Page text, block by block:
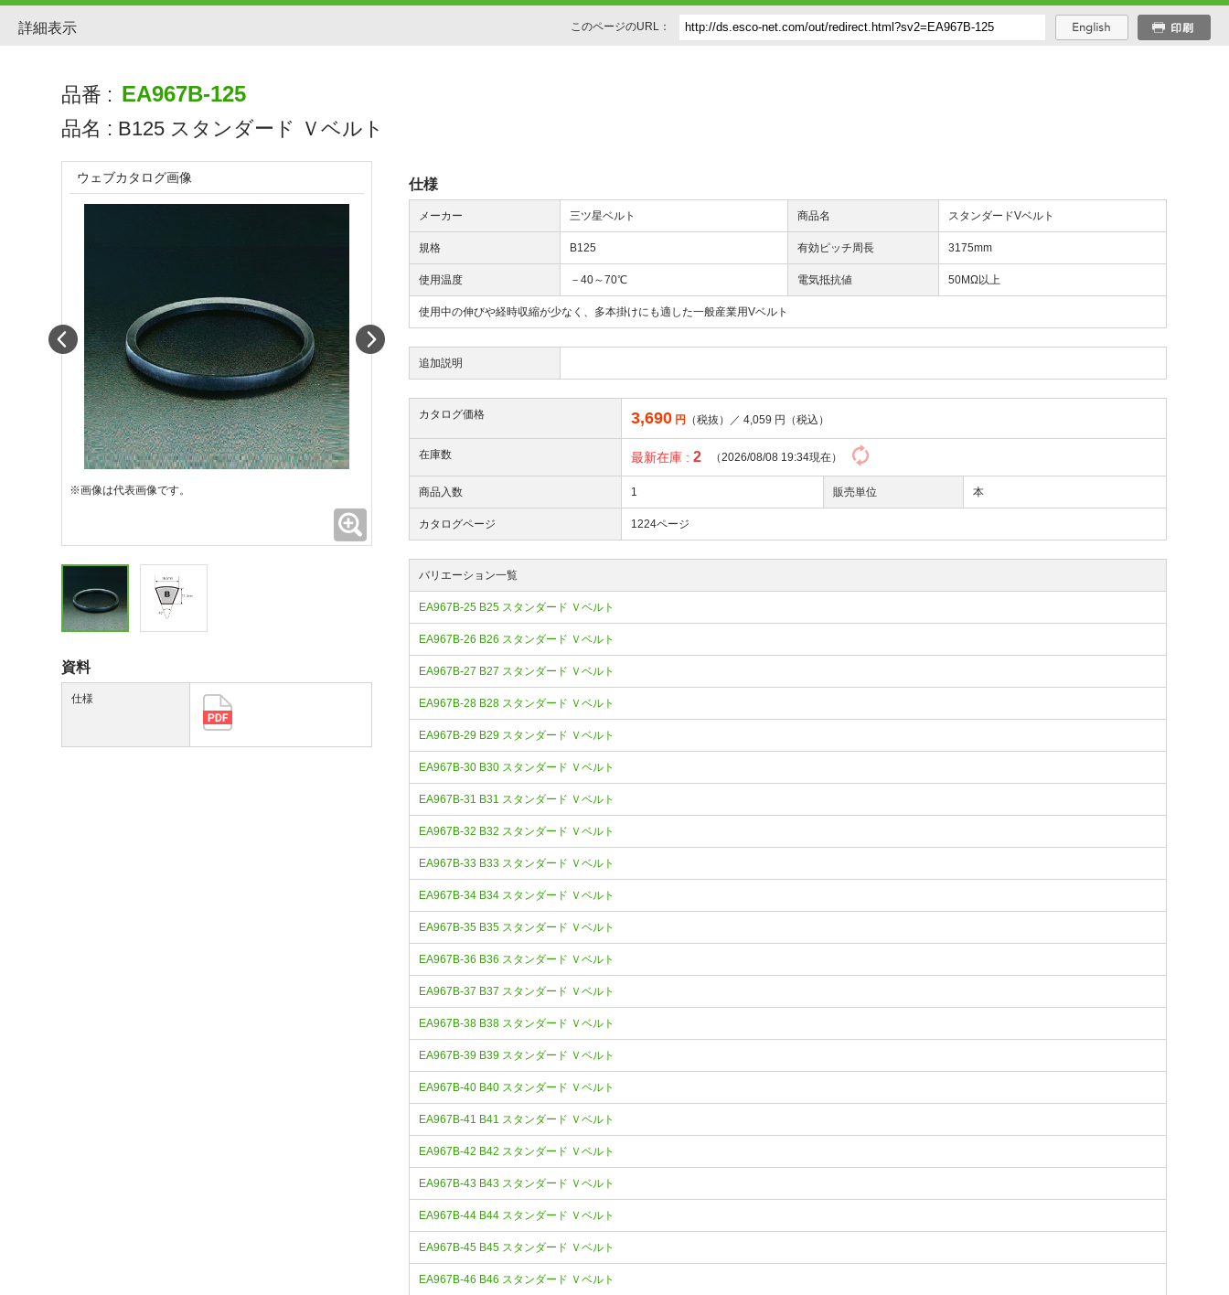
詳細表示 このページのURL：
品番 : EA967B-125
品名 : B125 スタンダード Ｖベルト
仕様
メーカー 三ツ星ベルト 商品名 スタンダードVベルト
規格 B125 有効ピッチ周長 3175mm
使用温度 －40～70℃ 電気抵抗値 50MΩ以上
使用中の伸びや経時収縮が少なく、多本掛けにも適した一般産業用Vベルト
追加説明
カタログ価格 3,690 円 （税抜）／4,059 円（税込）
在庫数 最新在庫 :2 （2026/08/08 19:34現在）
商品入数 1 販売単位 本
カタログページ 1224ページ
バリエーション一覧
EA967B-25 B25 スタンダード Ｖベルト
EA967B-26 B26 スタンダード Ｖベルト
EA967B-27 B27 スタンダード Ｖベルト
EA967B-28 B28 スタンダード Ｖベルト
EA967B-29 B29 スタンダード Ｖベルト
EA967B-30 B30 スタンダード Ｖベルト
EA967B-31 B31 スタンダード Ｖベルト
EA967B-32 B32 スタンダード Ｖベルト
EA967B-33 B33 スタンダード Ｖベルト
EA967B-34 B34 スタンダード Ｖベルト
EA967B-35 B35 スタンダード Ｖベルト
EA967B-36 B36 スタンダード Ｖベルト
EA967B-37 B37 スタンダード Ｖベルト
EA967B-38 B38 スタンダード Ｖベルト
EA967B-39 B39 スタンダード Ｖベルト
EA967B-40 B40 スタンダード Ｖベルト
EA967B-41 B41 スタンダード Ｖベルト
EA967B-42 B42 スタンダード Ｖベルト
EA967B-43 B43 スタンダード Ｖベルト
EA967B-44 B44 スタンダード Ｖベルト
EA967B-45 B45 スタンダード Ｖベルト
EA967B-46 B46 スタンダード Ｖベルト
ウェブカタログ画像
※画像は代表画像です。
Prev
資料
仕様